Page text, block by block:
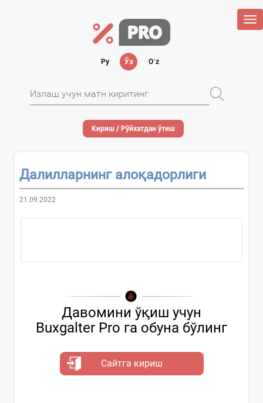
Ру Ўз Oʻz
Кириш / Рўйхатдан ўтиш
Далилларнинг алоқадорлиги
21.09.2022
Давомини ўқиш учун
Buxgalter Pro га обуна бўлинг
Сайтга кириш